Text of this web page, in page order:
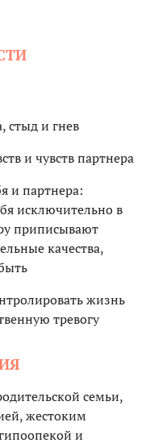
стыд и гнев
и чувств партнера
и партнера:
исключительно в
приписывают
качества,
жизнь
тревогу
семьи,
жестоким
и